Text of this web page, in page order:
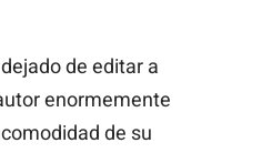
de editar a
enormemente
de su